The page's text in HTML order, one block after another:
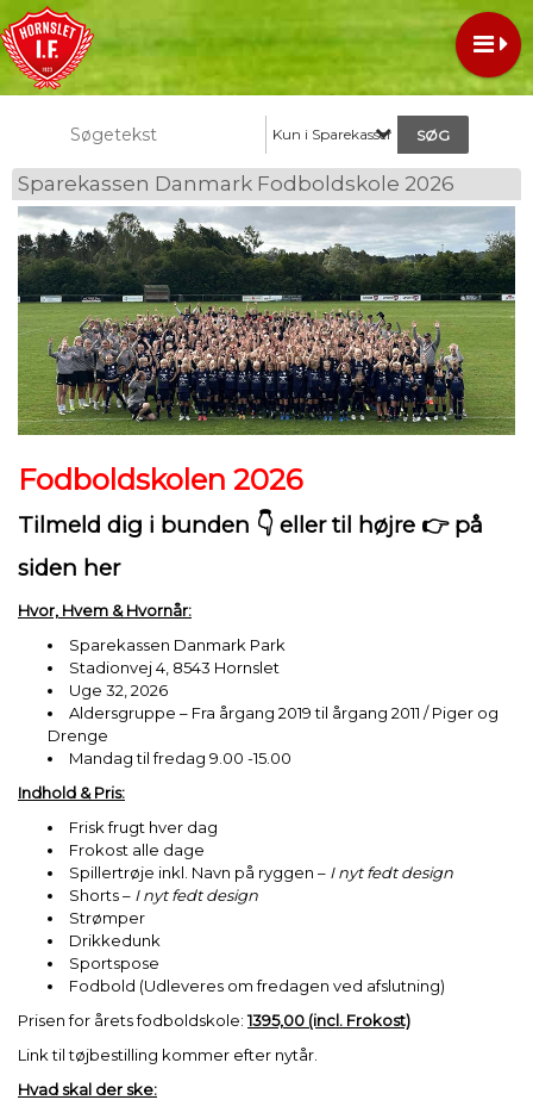
Kun i Sparekassen Danmark
Sparekassen Danmark Fodboldskole 2026
Fodboldskolen 2026
Tilmeld dig i bunden 👇 eller til højre 👉 på
siden her
Hvor, Hvem & Hvornår:
Sparekassen Danmark Park
Stadionvej 4, 8543 Hornslet
Uge 32, 2026
Aldersgruppe – Fra årgang 2019 til årgang 2011 / Piger og
Drenge
Mandag til fredag 9.00 -15.00
Indhold & Pris:
Frisk frugt hver dag
Frokost alle dage
Spillertrøje inkl. Navn på ryggen – I nyt fedt design
Shorts – I nyt fedt design
Strømper
Drikkedunk
Sportspose
Fodbold (Udleveres om fredagen ved afslutning)
Prisen for årets fodboldskole:1395,00 (incl. Frokost)
Link til tøjbestilling kommer efter nytår.
Hvad skal der ske: